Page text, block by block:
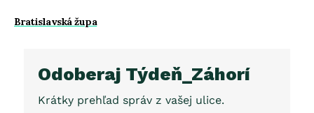
Bratislavská župa
Odoberaj Týdeň_Záhorí
Krátky prehľad správ z vašej ulice.